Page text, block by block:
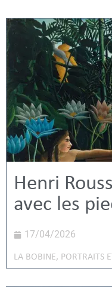
Henri
avec les
17/04/2026
LA BOBINE, PORTRAITS